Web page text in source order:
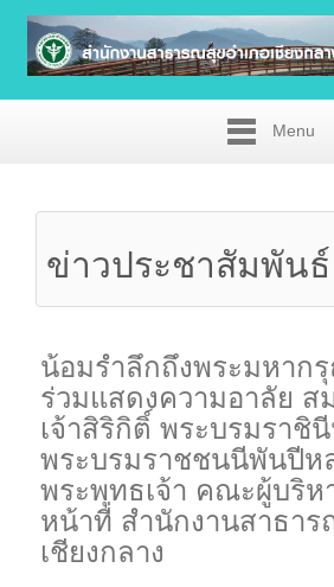
Menu
ข่าวประชาสัมพันธ์
น้อมรำลึกถึงพระมหาก
ร่วมแสดงความอาลัย ส
เจ้าสิริกิติ์ พระบรมราชิ
พระบรมราชชนนีพันปีห
พระพุทธเจ้า คณะผู้บริห
หน้าที่ สำนักงานสาธาร
เชียงกลาง